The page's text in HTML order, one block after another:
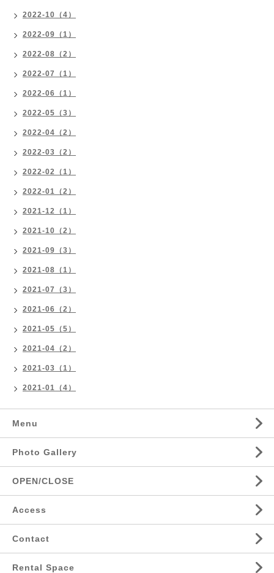
2022-10（4）
2022-09（1）
2022-08（2）
2022-07（1）
2022-06（1）
2022-05（3）
2022-04（2）
2022-03（2）
2022-02（1）
2022-01（2）
2021-12（1）
2021-10（2）
2021-09（3）
2021-08（1）
2021-07（3）
2021-06（2）
2021-05（5）
2021-04（2）
2021-03（1）
2021-01（4）
Menu
Photo Gallery
OPEN/CLOSE
Access
Contact
Rental Space